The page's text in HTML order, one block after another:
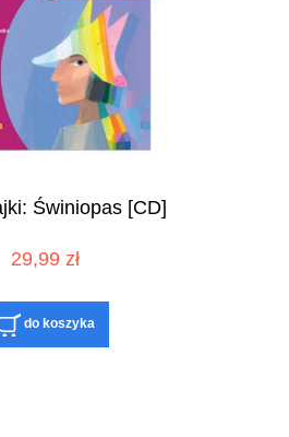
Świniopas [CD]
29,99 zł
do koszyka